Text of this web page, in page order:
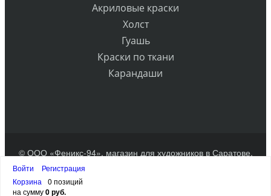
Акриловые краски
Холст
Гуашь
Краски по ткани
Карандаши
© ООО «Феникс-94», магазин для художников в Саратове.
Войти
Регистрация
Корзина
0 позиций
на сумму0 руб.